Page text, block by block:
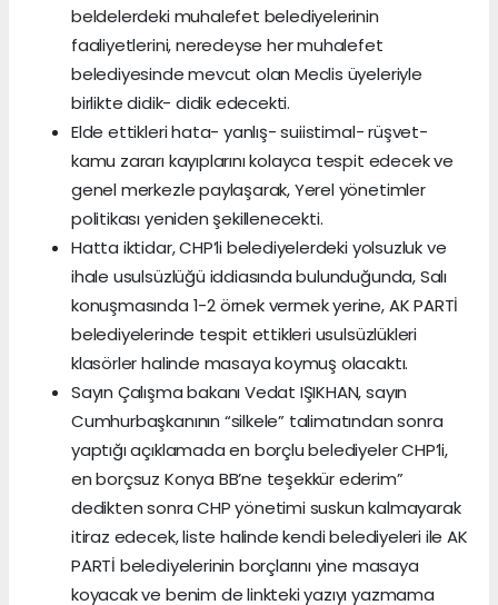
beldelerdeki muhalefet belediyelerinin
faaliyetlerini, neredeyse her muhalefet
belediyesinde mevcut olan Meclis üyeleriyle
birlikte didik- didik edecekti.
Elde ettikleri hata- yanlış- suiistimal- rüşvet-
kamu zararı kayıplarını kolayca tespit edecek ve
genel merkezle paylaşarak, Yerel yönetimler
politikası yeniden şekillenecekti.
Hatta iktidar, CHP’li belediyelerdeki yolsuzluk ve
ihale usulsüzlüğü iddiasında bulunduğunda, Salı
konuşmasında 1-2 örnek vermek yerine, AK PARTİ
belediyelerinde tespit ettikleri usulsüzlükleri
klasörler halinde masaya koymuş olacaktı.
Sayın Çalışma bakanı Vedat IŞIKHAN, sayın
Cumhurbaşkanının “silkele” talimatından sonra
yaptığı açıklamada en borçlu belediyeler CHP’li,
en borçsuz Konya BB’ne teşekkür ederim”
dedikten sonra CHP yönetimi suskun kalmayarak
itiraz edecek, liste halinde kendi belediyeleri ile AK
PARTİ belediyelerinin borçlarını yine masaya
koyacak ve benim de linkteki yazıyı yazmama